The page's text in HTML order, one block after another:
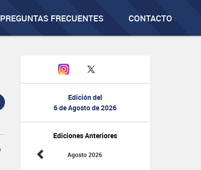
PREGUNTAS FRECUENTES CONTACTO
Edición del
6 de Agosto de 2026
Ediciones Anteriores
Agosto 2026